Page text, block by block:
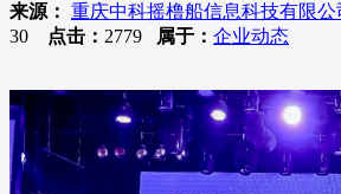
来源： 重庆中科摇橹船信息科技有限公
30
点击： 2779 属于： 企业动态